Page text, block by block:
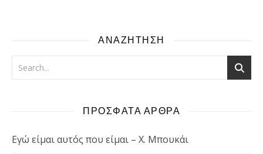
ΑΝΑΖΗΤΗΣΗ
ΠΡΟΣΦΑΤΑ ΑΡΘΡΑ
Εγώ είμαι αυτός που είμαι – Χ. Μπουκάι